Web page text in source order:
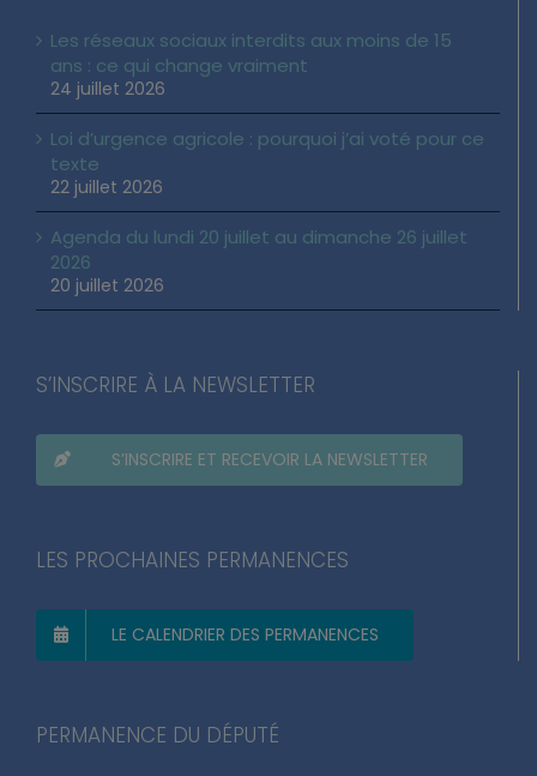
Les réseaux sociaux interdits aux moins de 15
ans : ce qui change vraiment
24 juillet 2026
Loi d’urgence agricole : pourquoi j’ai voté pour ce
texte
22 juillet 2026
Agenda du lundi 20 juillet au dimanche 26 juillet
2026
20 juillet 2026
S’INSCRIRE À LA NEWSLETTER
S’INSCRIRE ET RECEVOIR LA NEWSLETTER
LES PROCHAINES PERMANENCES
LE CALENDRIER DES PERMANENCES
PERMANENCE DU DÉPUTÉ